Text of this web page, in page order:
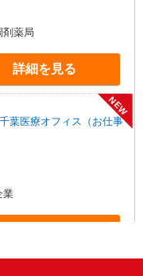
剤薬局
詳細を見る
葉医療オフィス（お仕事
NEW
業